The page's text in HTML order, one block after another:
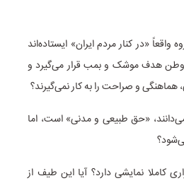
«در کنار مردم ایران» ایستاده‌اند
وطن هدف موشک و بمب قرار می‌گیرد و
و صراحت را به کار نمی‌گیرند؟
«حق طبیعی و مدنی» است، اما
کاملا نمایشی دارد؟ آیا این طیف از